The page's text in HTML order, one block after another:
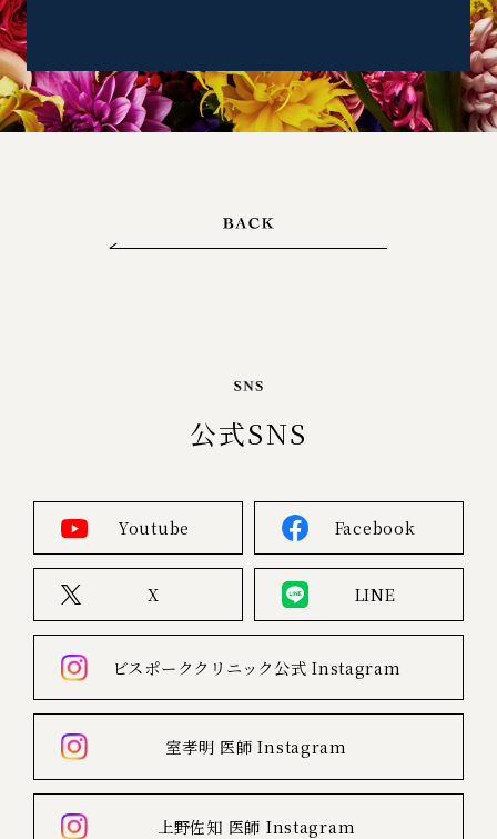
公式SNS
Youtube Facebook
X LINE
ビスポーククリニック公式 Instagram
室孝明 医師 Instagram
上野佐知 医師 Instagram